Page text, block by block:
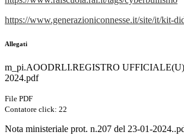
https://www.generazioniconnesse.it/site/it/kit-
Allegati
m_pi.AOODRLI.REGISTRO
2024.pdf
File PDF
Contatore click: 22
Nota ministeriale prot. n.207 del 23-01-